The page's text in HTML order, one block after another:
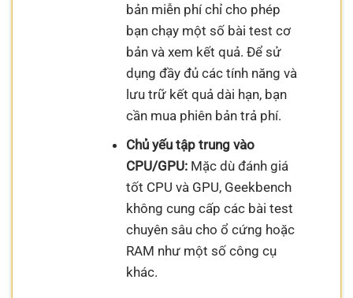
bản miễn phí chỉ cho phép
bạn chạy một số bài test cơ
bản và xem kết quả. Để sử
dụng đầy đủ các tính năng và
lưu trữ kết quả dài hạn, bạn
cần mua phiên bản trả phí.
Chủ yếu tập trung vào
CPU/GPU:Mặc dù đánh giá
tốt CPU và GPU, Geekbench
không cung cấp các bài test
chuyên sâu cho ổ cứng hoặc
RAM như một số công cụ
khác.